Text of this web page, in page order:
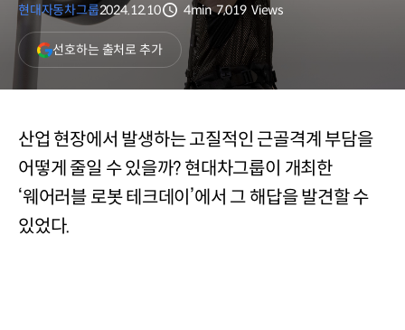
현대자동차그룹2024.12.10
분량
4min
조회수
7,019 Views
선호하는 출처로 추가(새
창
열림)
산업 현장에서 발생하는 고질적인 근골격계 부담을
어떻게 줄일 수 있을까? 현대차그룹이 개최한
‘웨어러블 로봇 테크데이’에서 그 해답을 발견할 수
있었다.